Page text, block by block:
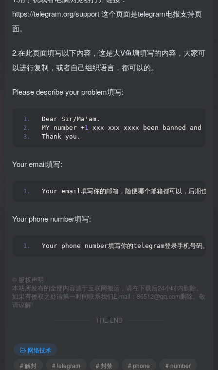
https://telegram.org/support 这个页面是telegram电报支持页
面。
2.在此页面填写以下内容，这是大V鱼塘填写的内容，大家可
以进行复制，或者自己组织语言，都可以的。
Please describe your problem填写:
Dear Sir/Ma'am.
MY number +1 xxx xxx xxxx been banned and
Thank you.
Your email填写:
Your email填写你的邮箱，随便哪个邮箱都可以，后期也不
Your phone number填写:
Your phone number填写你的telegram登录手机号码。
© 版权声明
本站所发布的全部内容源于互联网搬运，请在下载后24小时内删除。
如果有侵权之处请第一时间联系我们E-mail：86512@qq.com删除。敬
请谅解!
THE END
网络技术
# 解封
# telegram # 封禁 # phone # number